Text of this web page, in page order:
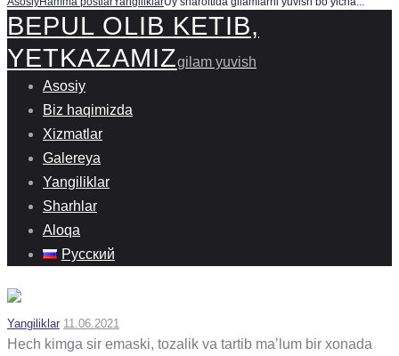
BEPUL OLIB KETIB,
YETKAZAMIZgilam yuvish
Asosiy
Biz haqimizda
Xizmatlar
Galereya
Yangiliklar
Sharhlar
Aloqa
Русский
Yangiliklar 11.06.2021
Hech kimga sir emaski, tozalik va tartib ma’lum bir xonada